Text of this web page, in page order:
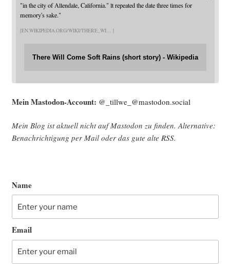
"in the city of Allendale, California." lt repeated the date three times for
memory's sake."
EN.WIKIPEDIA.ORG/WIKI/THERE_WI
There Will Come Soft Rains (short story) - Wikipedia
Mein Mast­o­don-Account: @_tillwe_@mastodon.social
Mein Blog ist aktu­ell nicht auf Mast­o­don zu fin­den. Alter­na­ti­ve:
Benach­rich­ti­gung per Mail oder das gute alte RSS.
Name
Email